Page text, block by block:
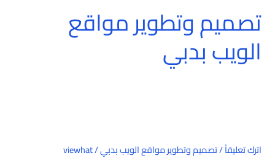
تصميم وتطوير مواقع
الويب بدبي
اترك تعليقاً/تصميم وتطوير مواقع الويب بدبي/
viewhat